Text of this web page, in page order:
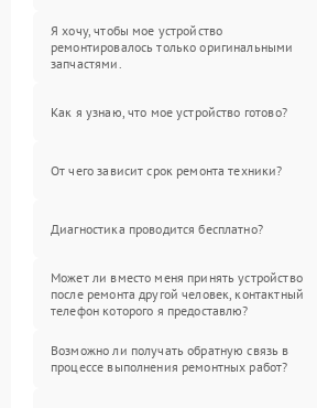
Я хочу, чтобы мое устройство
ремонтировалось только оригинальными
запчастями.
Как я узнаю, что мое устройство готово?
От чего зависит срок ремонта техники?
Диагностика проводится бесплатно?
Может ли вместо меня принять устройство
после ремонта другой человек, контактный
телефон которого я предоставлю?
Возможно ли получать обратную связь в
процессе выполнения ремонтных работ?